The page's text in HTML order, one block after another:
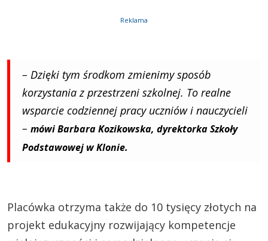
Reklama
– Dzięki tym środkom zmienimy sposób
korzystania z przestrzeni szkolnej. To realne
wsparcie codziennej pracy uczniów i nauczycieli
– mówi Barbara Kozikowska, dyrektorka Szkoły
Podstawowej w Klonie.
Placówka otrzyma także do 10 tysięcy złotych na
projekt edukacyjny rozwijający kompetencje